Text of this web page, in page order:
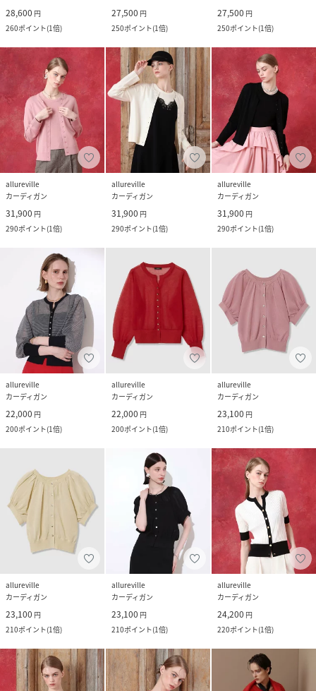
28,600 円
260ポイント(1倍)
27,500 円
250ポイント(1倍)
27,500 円
250ポイント(1倍)
allureville
カーディガン
31,900 円
290ポイント(1倍)
allureville
カーディガン
31,900 円
290ポイント(1倍)
allureville
カーディガン
31,900 円
290ポイント(1倍)
allureville
カーディガン
22,000 円
200ポイント(1倍)
allureville
カーディガン
22,000 円
200ポイント(1倍)
allureville
カーディガン
23,100 円
210ポイント(1倍)
allureville
カーディガン
23,100 円
210ポイント(1倍)
allureville
カーディガン
23,100 円
210ポイント(1倍)
allureville
カーディガン
24,200 円
220ポイント(1倍)